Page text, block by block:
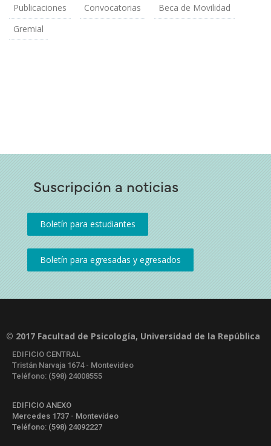
Publicaciones Convocatorias
Beca de Movilidad
Gremial
Suscripción a noticias
© 2017 Facultad de Psicología, Universidad de la República
EDIFICIO CENTRAL
Tristán Narvaja 1674 - Montevideo
Teléfono: (598) 24008555
EDIFICIO ANEXO
Mercedes 1737 - Montevideo
Teléfono: (598) 24092227